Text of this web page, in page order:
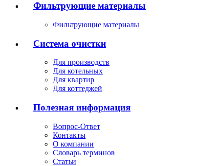
Фильтрующие материалы
Фильтрующие материалы
Система очистки
Для производств
Для котельных
Для квартир
Для коттеджей
Полезная информация
Вопрос-Ответ
Контакты
О компании
Словарь терминов
Статьи